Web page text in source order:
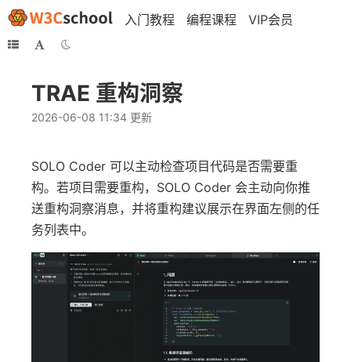
入门教程 编程课程 VIP会员
TRAE 重构洞察
2026-06-08 11:34 更新
SOLO Coder 可以主动检查项目代码是否需要重
构。若项目需要重构，SOLO Coder 会主动向你推
送重构洞察消息，并将重构建议展示在界面左侧的任
务列表中。